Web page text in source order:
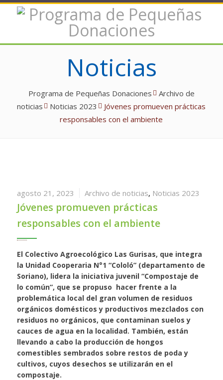
Noticias
Programa de Pequeñas Donaciones
Archivo de
noticias
Noticias 2023
Jóvenes promueven prácticas
responsables con el ambiente
agosto 21, 2023 Archivo de noticias, Noticias 2023
Jóvenes promueven prácticas
responsables con el ambiente
El Colectivo Agroecológico Las Gurisas, que integra
la Unidad Cooperaria N°1 “Cololó” (departamento de
Soriano), lidera la iniciativa juvenil “Compostaje de
lo común”, que se propuso hacer frente a la
problemática local del gran volumen de residuos
orgánicos domésticos y productivos mezclados con
residuos no orgánicos, que contaminan suelos y
cauces de agua en la localidad. También, están
llevando a cabo la producción de hongos
comestibles sembrados sobre restos de poda y
cultivos, cuyos desechos se utilizarán en el
compostaje.